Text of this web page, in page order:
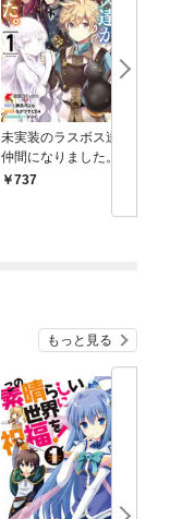
未実装のラスボス達が
仲間になりました。 １
737
もっと見る